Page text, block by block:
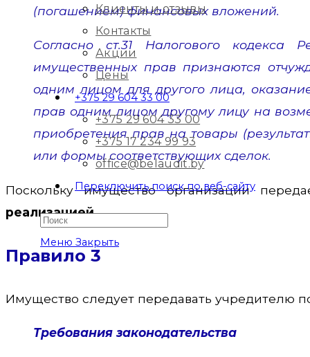
Клиенты и отзывы
Контакты
Акции
Цены
+375 29 604 33 00
+375 29 604 33 00
+375 17 234 99 93
office@belaudit.by
Переключить поиск по веб-сайту
Меню Закрыть
(погашением) финансовых вложений.
Согласно ст.31 Налогового кодекса
имущественных прав признаются
одним лицом для другого лица,
прав одним лицом другому лицу на
приобретения прав на товары
или формы соответствующих сделок.
Поскольку имущество организации
реализацией.
Правило 3
Имущество следует передавать учредителю
Требования законодательства